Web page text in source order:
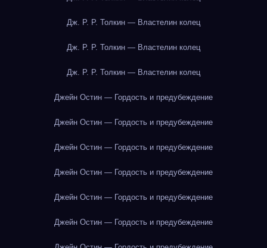
Дж. Р. Р. Толкин — Властелин колец
Дж. Р. Р. Толкин — Властелин колец
Дж. Р. Р. Толкин — Властелин колец
Джейн Остин — Гордость и предубеждение
Джейн Остин — Гордость и предубеждение
Джейн Остин — Гордость и предубеждение
Джейн Остин — Гордость и предубеждение
Джейн Остин — Гордость и предубеждение
Джейн Остин — Гордость и предубеждение